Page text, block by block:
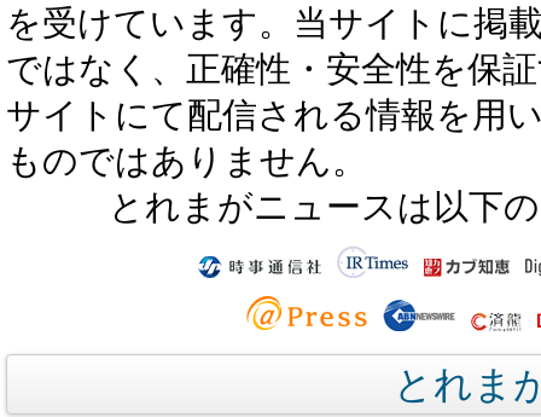
を受けています。当サイトに掲
ではなく、正確性・安全性を保
サイトにて配信される情報を用
ものではありません。
とれまがニュースは以下
とれま